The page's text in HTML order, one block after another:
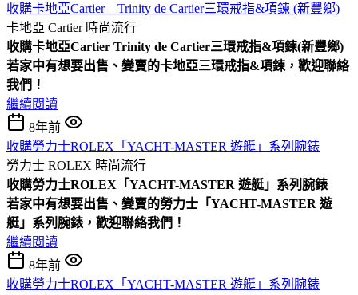
收購卡地亞Cartier—Trinity de Cartier三環戒指&項鍊 (新豐鄉)
卡地亞 Cartier 時尚流行
收購卡地亞Cartier Trinity de Cartier三環戒指&項鍊(新豐鄉)
若家中有想要出售、變賣的卡地亞三環戒指&項鍊，歡迎聯絡
我們！
繼續閱讀
8年前
收購勞力士ROLEX「YACHT-MASTER 遊艇」系列腕錶
勞力士 ROLEX 時尚流行
收購勞力士ROLEX「YACHT-MASTER 遊艇 」 系列腕錶
若家中有想要出售、變賣的勞力士「YACHT-MASTER 遊
艇」系列腕錶，歡迎聯絡我們！
繼續閱讀
8年前
收購勞力士ROLEX「YACHT-MASTER 遊艇」系列腕錶